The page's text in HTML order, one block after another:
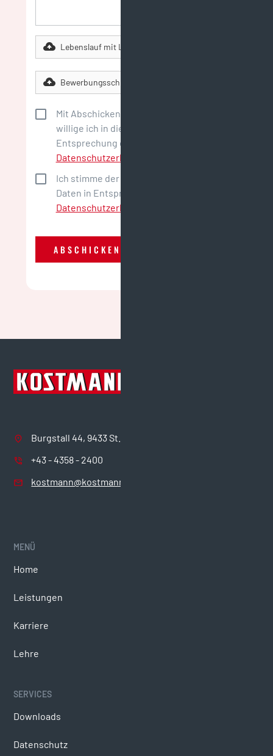
Lebenslauf mit Lichtbild und Zeugnissen
Bewerbungsschreiben
Mit Abschicken meiner Bewerbung
willige ich in die Datenverarbeitung in
Entsprechung der
Datenschutzerklärung
Ich stimme der Evidenzhaltung meiner
Daten in Entsprechung der
Datenschutzerklärung
Burgstall 44, 9433 St. Andrä
+43 - 4358 - 2400
kostmann@kostmann.com
MENÜ
Home
Leistungen
Karriere
Lehre
SERVICES
Downloads
Datenschutz